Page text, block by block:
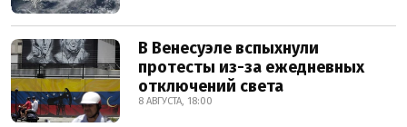
В Венесуэле вспыхнули
протесты из-за ежедневных
отключений света
8 АВГУСТА, 18:00